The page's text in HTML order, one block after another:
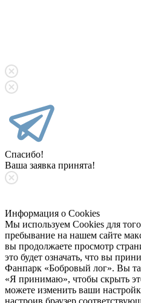
Спасибо!
Ваша заявка принята!
Информация о Cookies
Мы используем Cookies для
пребывание на нашем сайте
вы продолжаете просмотр
это будет означать, что вы
Фанпарк «Бобровый лог». Вы
«Я принимаю», чтобы скрыть
можете изменить ваши
настроив браузер